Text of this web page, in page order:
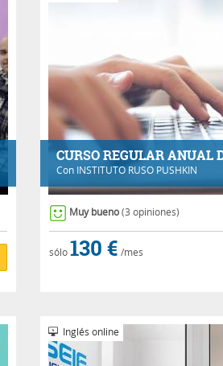
CURSO REGULAR ANUAL
Con INSTITUTO RUSO PUSHKIN
Muy bueno (3 opiniones)
sólo130 € /mes
Inglés online